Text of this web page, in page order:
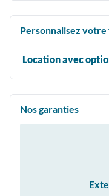
Personnalisez
Location avec
Nos garanties